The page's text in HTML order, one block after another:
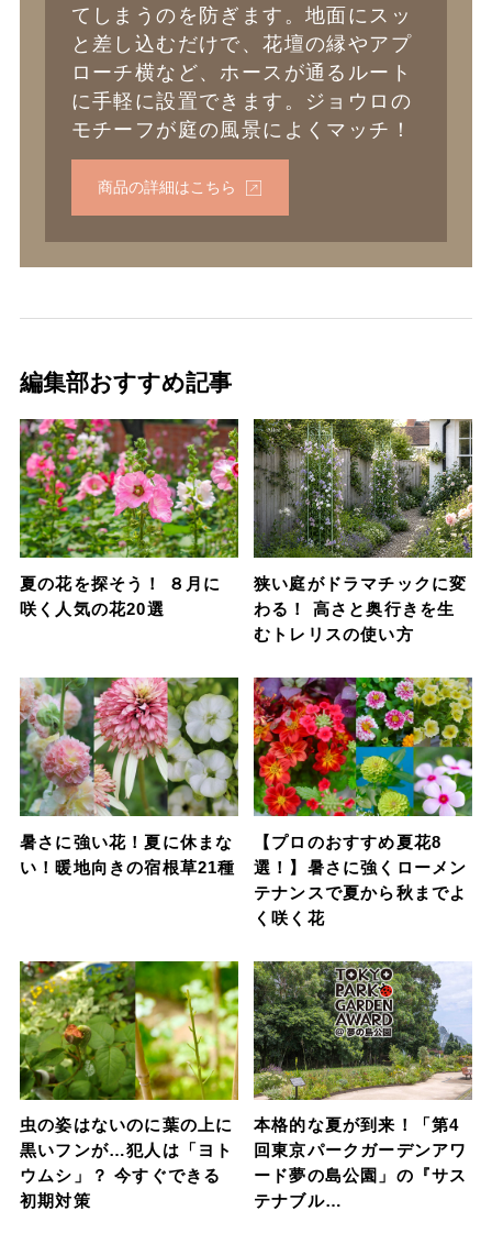
てしまうのを防ぎます。地面にスッ
と差し込むだけで、花壇の縁やアプ
ローチ横など、ホースが通るルート
に手軽に設置できます。ジョウロの
モチーフが庭の風景によくマッチ！
商品の詳細はこちら
編集部おすすめ記事
夏の花を探そう！ ８月に
咲く人気の花20選
狭い庭がドラマチックに変
わる！ 高さと奥行きを生
むトレリスの使い方
暑さに強い花！夏に休まな
い！暖地向きの宿根草21種
【プロのおすすめ夏花8
選！】暑さに強くローメン
テナンスで夏から秋までよ
く咲く花
虫の姿はないのに葉の上に
黒いフンが…犯人は「ヨト
ウムシ」？ 今すぐできる
初期対策
本格的な夏が到来！「第4
回東京パークガーデンアワ
ード夢の島公園」の『サス
テナブル…